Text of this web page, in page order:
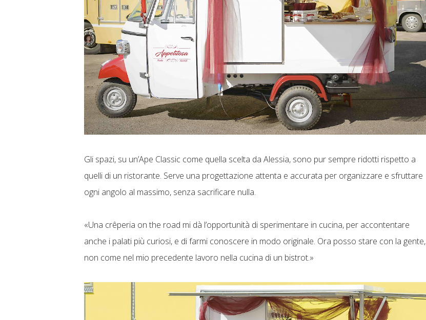
Gli spazi, su un’Ape Classic come quella scelta da Alessia, sono pur sempre ridotti rispetto a
quelli di un ristorante. Serve una progettazione attenta e accurata per organizzare e sfruttare
ogni angolo al massimo, senza sacrificare nulla.
«Una crêperia on the road mi dà l’opportunità di sperimentare in cucina, per accontentare
anche i palati più curiosi, e di farmi conoscere in modo originale. Ora posso stare con la gente,
non come nel mio precedente lavoro nella cucina di un bistrot.»